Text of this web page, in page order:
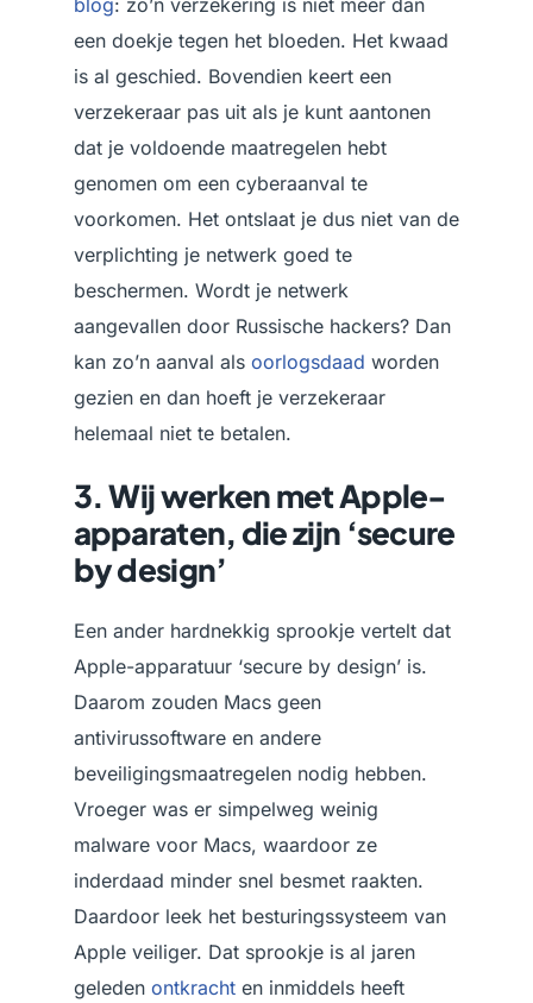
blog: zo’n verzekering is niet meer dan
een doekje tegen het bloeden. Het kwaad
is al geschied. Bovendien keert een
verzekeraar pas uit als je kunt aantonen
dat je voldoende maatregelen hebt
genomen om een cyberaanval te
voorkomen. Het ontslaat je dus niet van de
verplichting je netwerk goed te
beschermen. Wordt je netwerk
aangevallen door Russische hackers? Dan
kan zo’n aanval als oorlogsdaad worden
gezien en dan hoeft je verzekeraar
helemaal niet te betalen.
3. Wij werken met Apple-
apparaten, die zijn ‘secure
by design’
Een ander hardnekkig sprookje vertelt dat
Apple-apparatuur ‘secure by design’ is.
Daarom zouden Macs geen
antivirussoftware en andere
beveiligingsmaatregelen nodig hebben.
Vroeger was er simpelweg weinig
malware voor Macs, waardoor ze
inderdaad minder snel besmet raakten.
Daardoor leek het besturingssysteem van
Apple veiliger. Dat sprookje is al jaren
geleden ontkrachten inmiddels heeft